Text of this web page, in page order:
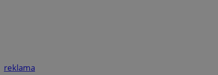
reklama